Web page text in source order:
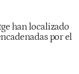
han localizado
por el